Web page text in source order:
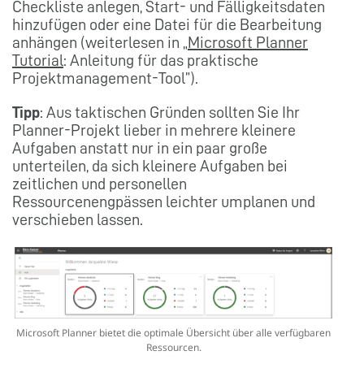
Checkliste anlegen, Start- und Fälligkeitsdaten
hinzufügen oder eine Datei für die Bearbeitung
anhängen (weiterlesen in „ Microsoft Planner
Tutorial: Anleitung für das praktische
Projektmanagement-Tool”).
Tipp: Aus taktischen Gründen sollten Sie Ihr
Planner-Projekt lieber in mehrere kleinere
Aufgaben anstatt nur in ein paar große
unterteilen, da sich kleinere Aufgaben bei
zeitlichen und personellen
Ressourcenengpässen leichter umplanen und
verschieben lassen.
Microsoft Planner bietet die optimale Übersicht über alle verfügbaren
Ressourcen.